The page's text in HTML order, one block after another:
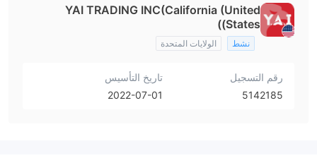
YAI TRADING INC(California (United
States))
نشط الولايات المتحدة
رقم التسجيل
5142185
تاريخ التأسيس
2022-07-01